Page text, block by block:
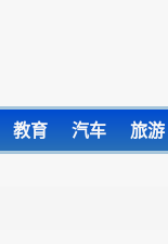
教育 汽车 旅游